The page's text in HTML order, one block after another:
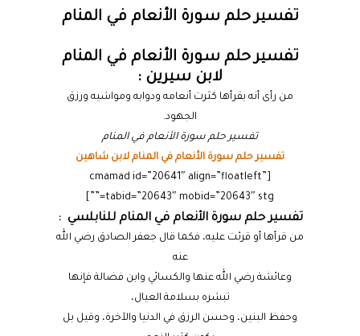
تفسير حلم سورة الأنعام في المنام
تفسير حلم سورة الأنعام في المنام
لابن سيرين :
من رأى أنه يقرأها كثرت أنعامه ودوابه ومواشيه ورزق
الجهود.
تفسير حلم سورة الأنعام في المنام
تفسير حلم سورة الأنعام في المنام لابن شاهين
[cmamad id=”20641″ align=”floatleft”
tabid=”20643″ mobid=”20643″ stg=””]
تفسير حلم سورة الأنعام في المنام للنابلسي :
من قرأها أو قرئت عليه، فكما قال جعفر الصادق رضي الله
عنه
وعائشة رضي الله عنها والكسائي وابن فضالة فإنها
تبشره بسلامة العيال،
وحفظ البنين، وحسن الرزق في الدنيا والآخرة، وقيل بل